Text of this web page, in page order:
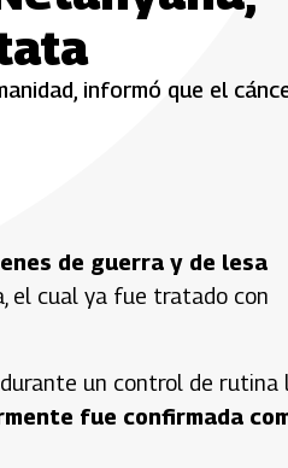
informó que el
de guerra y de lesa
el cual ya fue tratado con
un control de rutina
fue confirmada